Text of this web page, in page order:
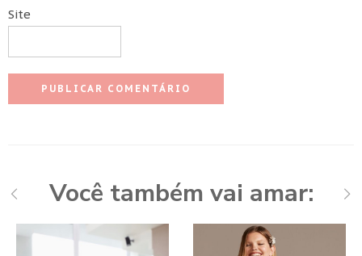
Site
Você também vai amar: